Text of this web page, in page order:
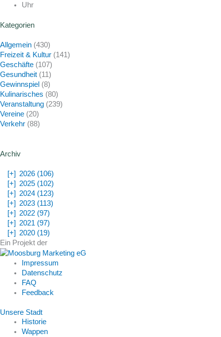
Uhr
Kategorien
Allgemein (430)
Freizeit & Kultur (141)
Geschäfte (107)
Gesundheit (11)
Gewinnspiel (8)
Kulinarisches (80)
Veranstaltung (239)
Vereine (20)
Verkehr (88)
Archiv
[+] 2026 (106)
[+] 2025 (102)
[+] 2024 (123)
[+] 2023 (113)
[+] 2022 (97)
[+] 2021 (97)
[+] 2020 (19)
Ein Projekt der
Impressum
Datenschutz
FAQ
Feedback
Unsere Stadt
Historie
Wappen